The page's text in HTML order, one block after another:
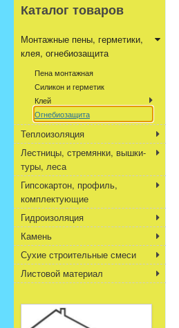
Каталог товаров
Монтажные пены, герметики,
клея, огнебиозащита
Пена монтажная
Силикон и герметик
Клей
Огнебиозащита
Теплоизоляция
Лестницы, стремянки, вышки-
туры, леса
Гипсокартон, профиль,
комплектующие
Гидроизоляция
Камень
Сухие строительные смеси
Листовой материал